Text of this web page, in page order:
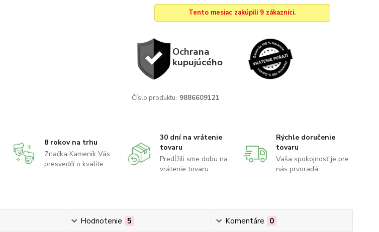
Tento mesiac zakúpili 9 zákazníci.
Ochrana
kupujúcého
Číslo produktu: 9886609121
8 rokov na trhu
Značka Kameník Vás
presvedčí o kvalite
30 dní na vrátenie
tovaru
Predĺžili sme dobu na
vrátenie tovaru
Rýchle doručenie
tovaru
Vaša spokojnosť je pre
nás prvoradá
Hodnotenie 5 Komentáre 0